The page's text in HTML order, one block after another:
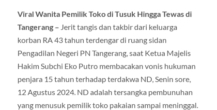
Viral Wanita Pemilik Toko di Tusuk Hingga Tewas di
Tangerang – Jerit tangis dan takbir dari keluarga
korban RA 43 tahun terdengar di ruang sidan
Pengadilan Negeri PN Tangerang, saat Ketua Majelis
Hakim Subchi Eko Putro membacakan vonis hukuman
penjara 15 tahun terhadap terdakwa ND, Senin sore,
12 Agustus 2024. ND adalah tersangka pembunuhan
yang menusuk pemilik toko pakaian sampai meninggal.